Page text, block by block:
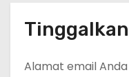
Alamat email